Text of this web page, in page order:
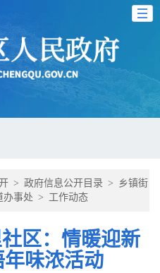
> 政府信息公开目录 >
乡镇街
办事处 > 工作动态
区：情暖迎新
味浓活动